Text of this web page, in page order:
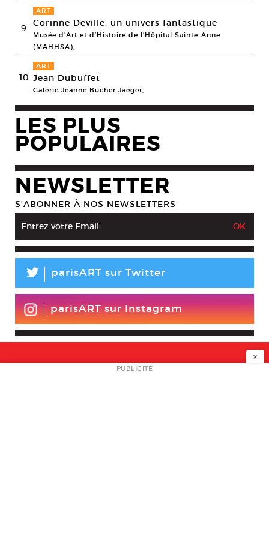
9
ART
Corinne Deville, un univers fantastique
Musée d’Art et d’Histoire de l’Hôpital Sainte-Anne
(MAHHSA),
10
ART
Jean Dubuffet
Galerie Jeanne Bucher Jaeger,
LES PLUS
POPULAIRES
NEWSLETTER
S’ABONNER À NOS NEWSLETTERS
L parisART sur Twitter
parisART sur Instagram
NEWSLETTER
×
PUBLICITÉ